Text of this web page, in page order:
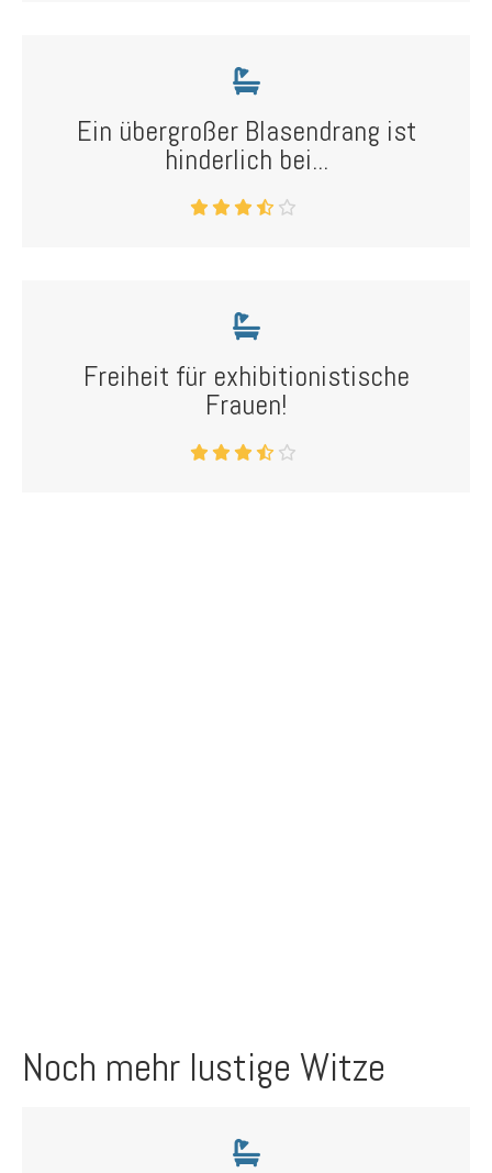
Ein übergroßer Blasendrang ist
hinderlich bei...
Freiheit für exhibitionistische
Frauen!
Noch mehr lustige Witze